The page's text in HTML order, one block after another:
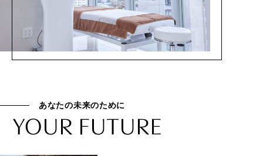
あなたの未来のために
YOUR FUTURE